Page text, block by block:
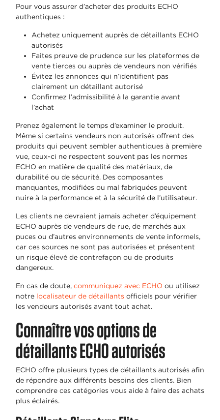
Pour vous assurer d’acheter des produits ECHO
authentiques :
Achetez uniquement auprès de détaillants ECHO
autorisés
Faites preuve de prudence sur les plateformes de
vente tierces ou auprès de vendeurs non vérifiés
Évitez les annonces qui n’identifient pas
clairement un détaillant autorisé
Confirmez l’admissibilité à la garantie avant
l’achat
Prenez également le temps d’examiner le produit.
Même si certains vendeurs non autorisés offrent des
produits qui peuvent sembler authentiques à première
vue, ceux-ci ne respectent souvent pas les normes
ECHO en matière de qualité des matériaux, de
durabilité ou de sécurité. Des composantes
manquantes, modifiées ou mal fabriquées peuvent
nuire à la performance et à la sécurité de l’utilisateur.
Les clients ne devraient jamais acheter d’équipement
ECHO auprès de vendeurs de rue, de marchés aux
puces ou d’autres environnements de vente informels,
car ces sources ne sont pas autorisées et présentent
un risque élevé de contrefaçon ou de produits
dangereux.
En cas de doute, communiquez avec ECHO ou utilisez
notre localisateur de détaillants officiels pour vérifier
les vendeurs autorisés avant tout achat.
Connaître vos options de
détaillants ECHO autorisés
ECHO offre plusieurs types de détaillants autorisés afin
de répondre aux différents besoins des clients. Bien
comprendre ces catégories vous aide à faire des achats
plus éclairés.